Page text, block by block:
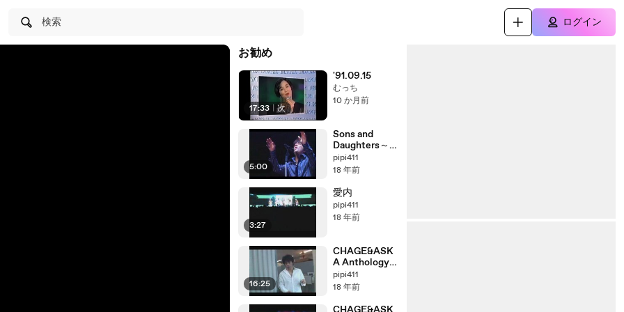
検索 ログイン
お勧め
17:33 次
'91.09.15
むっち
10 か月前
5:00
Sons and
Daughters～
それより僕が
伝えたいのは
pipi411
18 年前
3:27
愛内
pipi411
18 年前
16:25
CHAGE&ASK
A Anthology
「2003＞2004」
part8_3
pipi411
18 年前